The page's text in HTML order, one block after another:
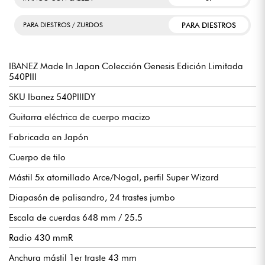
PARA DIESTROS / ZURDOS PARA DIESTROS
IBANEZ Made In Japan Colección Genesis Edición Limitada
540PIII
SKU Ibanez 540PIIIDY
Guitarra eléctrica de cuerpo macizo
Fabricada en Japón
Cuerpo de tilo
Mástil 5x atornillado Arce/Nogal, perfil Super Wizard
Diapasón de palisandro, 24 trastes jumbo
Escala de cuerdas 648 mm / 25.5
Radio 430 mmR
Anchura mástil 1er traste 43 mm